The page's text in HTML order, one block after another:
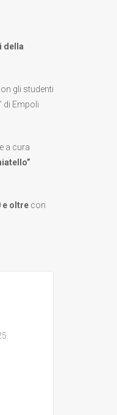
della
gli studenti
di Empoli
a cura
e oltrecon